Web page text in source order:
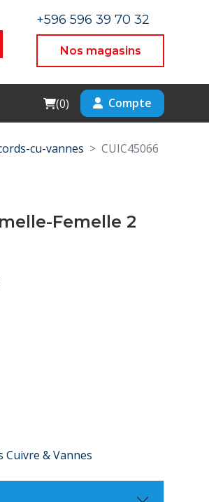
+596 596 39 70 32
Nos magasins
Cart
(0) Compte
cu-vannes CUIC45066
Femelle 2
Cuivre & Vannes